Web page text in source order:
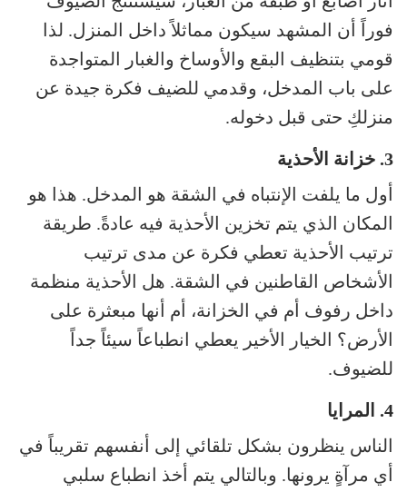
فوراً أن المشهد سيكون مماثلاً داخل المنزل. لذا
قومي بتنظيف البقع والأوساخ والغبار المتواجدة
على باب المدخل، وقدمي للضيف فكرة جيدة عن
منزلكِ حتى قبل دخوله.
3. خزانة الأحذية
أول ما يلفت الإنتباه في الشقة هو المدخل. هذا هو
المكان الذي يتم تخزين الأحذية فيه عادةً. طريقة
ترتيب الأحذية تعطي فكرة عن مدى ترتيب
الأشخاص القاطنين في الشقة. هل الأحذية منظمة
داخل رفوف أم في الخزانة، أم أنها مبعثرة على
الأرض؟ الخيار الأخير يعطي انطباعاً سيئاً جداً
للضيوف.
4. المرايا
الناس ينظرون بشكل تلقائي إلى أنفسهم تقريباً في
أي مرآةٍ يرونها. وبالتالي يتم أخذ انطباع سلبي